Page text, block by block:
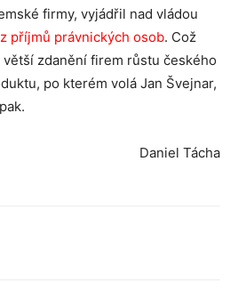
firmy, vyjádřil nad vládou
příjmů právnických osob. Což
zdanění firem růstu českého
po kterém volá Jan Švejnar,
Daniel Tácha